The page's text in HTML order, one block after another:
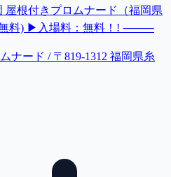
根付きプロムナード（福岡県
(無料) ▶入場料：無料！! ⸻
ナード / 〒819-1312 福岡県糸